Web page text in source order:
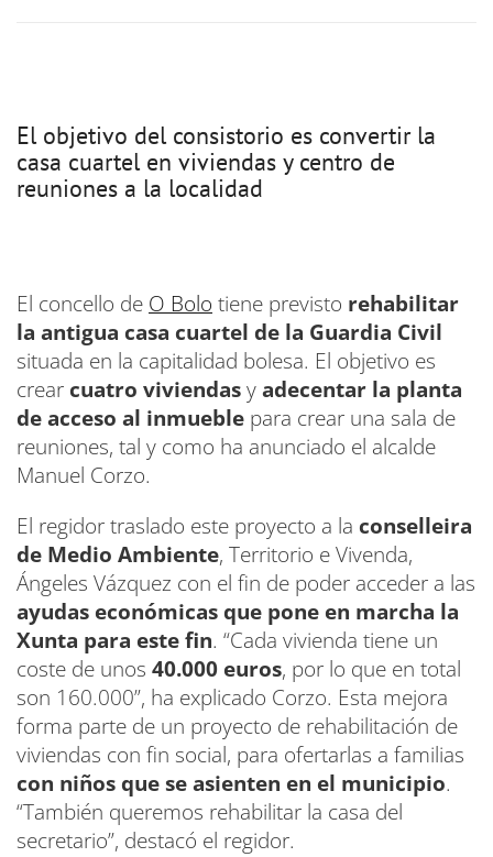
El objetivo del consistorio es convertir la
casa cuartel en viviendas y centro de
reuniones a la localidad
El concello de O Bolo tiene previsto rehabilitar
la antigua casa cuartel de la Guardia Civil
situada en la capitalidad bolesa. El objetivo es
crear cuatro viviendasyadecentar la planta
de acceso al inmueble para crear una sala de
reuniones, tal y como ha anunciado el alcalde
Manuel Corzo.
El regidor traslado este proyecto a la conselleira
de Medio Ambiente, Territorio e Vivenda,
Ángeles Vázquez con el fin de poder acceder a las
ayudas económicas que pone en marcha la
Xunta para este fin. “Cada vivienda tiene un
coste de unos 40.000 euros, por lo que en total
son 160.000”, ha explicado Corzo. Esta mejora
forma parte de un proyecto de rehabilitación de
viviendas con fin social, para ofertarlas a familias
con niños que se asienten en el municipio.
“También queremos rehabilitar la casa del
secretario”, destacó el regidor.